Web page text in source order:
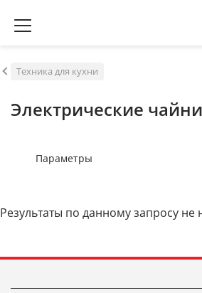
Техника для кухни
Электрические
Параметры
Результаты по данному запросу не